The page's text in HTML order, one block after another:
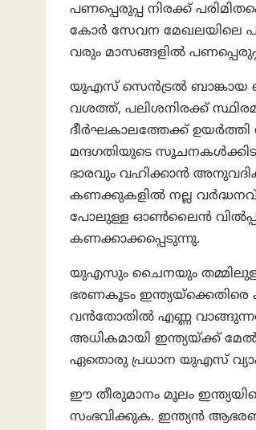
പണപ്പെരുപ്പ നിരക്ക്
കോർ സേവന മേഖലയിലെ
വരും മാസങ്ങളിൽ
യുഎസ് സെൻട്രൽ ബാങ്കായ
വശത്ത്, പലിശനിരക്ക്
ദീർഘകാലത്തേക്ക്
മന്ദഗതിയുടെ
ഭാരവും വഹിക്കാൻ
കണക്കുകളിൽ നല്ല
പോലുള്ള ഓൺലൈൻ
കണക്കാക്കപ്പെടുന്നു.
യുഎസും ചൈനയും തമ്മിലുള്ള
ഭരണകൂടം ഇന്ത്യയ്‌ക്കെതിരെ
വൻതോതിൽ എണ്ണ
അധികമായി ഇന്ത്യയ്ക്ക്
ഏതൊരു പ്രധാന യുഎസ്
ഈ തീരുമാനം മൂലം
സംഭവിക്കുക. ഇന്ത്യൻ